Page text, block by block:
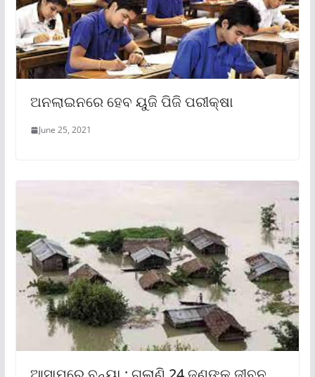
ଅନଲାଇନରେ ହେବ ୟୁଜି ପିଜି ପରୀକ୍ଷା
June 25, 2021